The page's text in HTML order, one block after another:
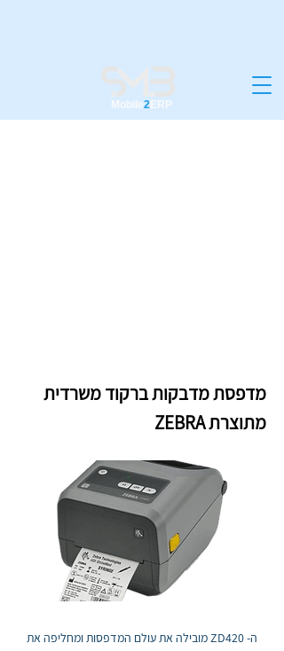
Mobile2ERP
מדפסת מדבקות ברקוד משרדית
מתוצרת ZEBRA
ה- ZD420 מובילה את עולם המדפסות ומחליפה את